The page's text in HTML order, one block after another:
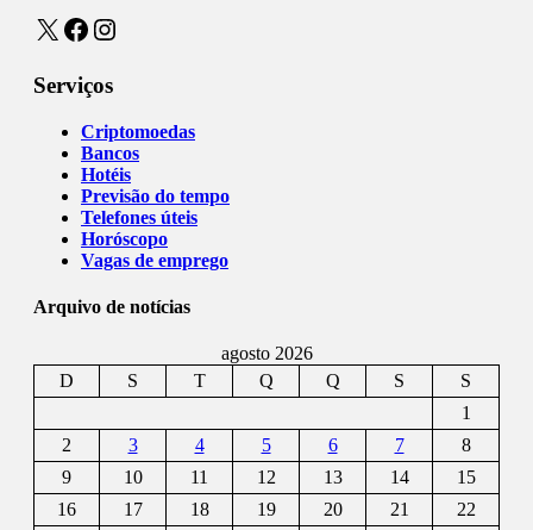
X Facebook
Instagram
Serviços
Criptomoedas
Bancos
Hotéis
Previsão do tempo
Telefones úteis
Horóscopo
Vagas de emprego
Arquivo de notícias
agosto 2026
D
S T Q Q S
S
1
2
3 4 5 6 7
8
9
10 11 12 13 14
15
16
17 18 19 20 21
22